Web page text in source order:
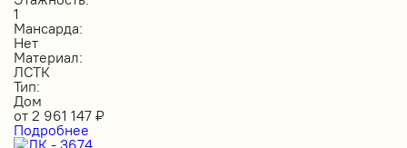
1
Мансарда:
Нет
Материал:
ЛСТК
Тип:
Дом
от 2 961 147 ₽
Подробнее